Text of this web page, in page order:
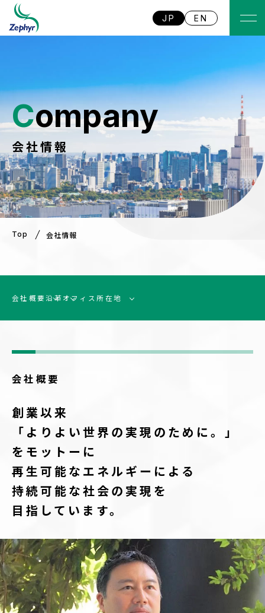
JP EN
Company
会社情報
Top 会社情報
会社概要沿革 オフィス所在地
会社概要
創業以来
「よりよい世界の実現のために。」
をモットーに
再生可能なエネルギーによる
持続可能な社会の実現を
目指しています。